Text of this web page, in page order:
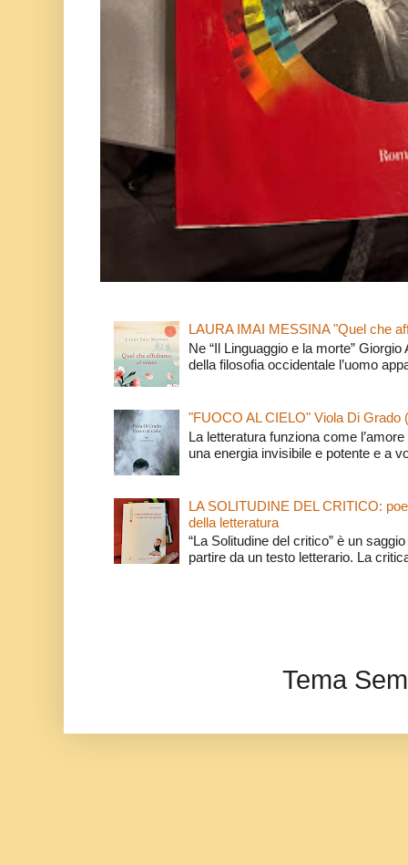
LAURA IMAI MESSINA "Quel che
Ne “Il Linguaggio e la morte”
della filosofia occidentale l’uomo
"FUOCO AL CIELO" Viola Di Grado
La letteratura funziona come
una energia invisibile e potente e a
LA SOLITUDINE DEL CRITICO:
della letteratura
“La Solitudine del critico” è un
partire da un testo letterario. La
Tema